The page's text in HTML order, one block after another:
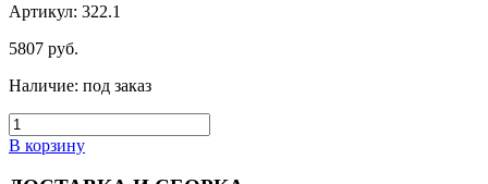
Артикул: 322.1
5807 руб.
Наличие: под заказ
В корзину